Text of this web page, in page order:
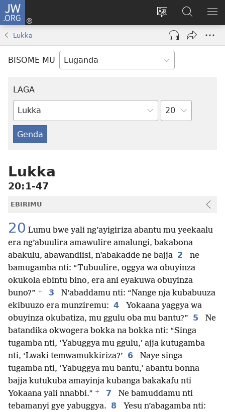
JW.ORG
Kyusa
olulimi
Yingira
(opens
window)
Noonya
ku
JW.ORG
Lukka
BISOME MU
LAGA
Ebitabo
by'Omu
Bayibuli
Essuula
Lukka
20:1-47
EBIRIMU
20 Lumu bwe yali ng’ayigiriza abantu mu yeekaalu
era ng’abuulira amawulire amalungi, bakabona
abakulu, abawandiisi, n’abakadde ne bajja 2
ne
bamugamba nti: “Tubuulire, oggya wa obuyinza
okukola ebintu bino, era ani eyakuwa obuyinza
buno?” + 3
N’abaddamu nti: “Nange nja kubabuuza
ekibuuzo era munziremu: 4
Yokaana yaggya wa
obuyinza okubatiza, mu ggulu oba mu bantu?” 5
Ne
batandika okwogera bokka na bokka nti: “Singa
tugamba nti, ‘Yabuggya mu ggulu,’ ajja kutugamba
nti, ‘Lwaki temwamukkiriza?’ 6
Naye singa
tugamba nti, ‘Yabuggya mu bantu,’ abantu bonna
bajja kutukuba amayinja kubanga bakakafu nti
Yokaana yali nnabbi.” + 7
Ne bamuddamu nti
tebamanyi gye yabuggya. 8
Yesu n’abagamba nti: